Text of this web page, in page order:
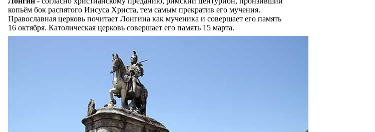
копьём бок распятого Иисуса Христа, тем самым прекратив его мучения.
Православная церковь почитает Лонгина как мученика и совершает его память
16 октября. Католическая церковь совершает его память 15 марта.